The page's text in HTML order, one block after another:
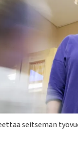
seitsemän